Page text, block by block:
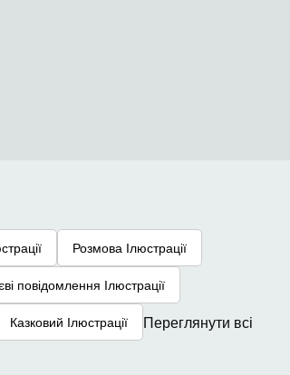
Розмова Ілюстрації
повідомлення Ілюстрації
Казковий Ілюстрації Переглянути всі